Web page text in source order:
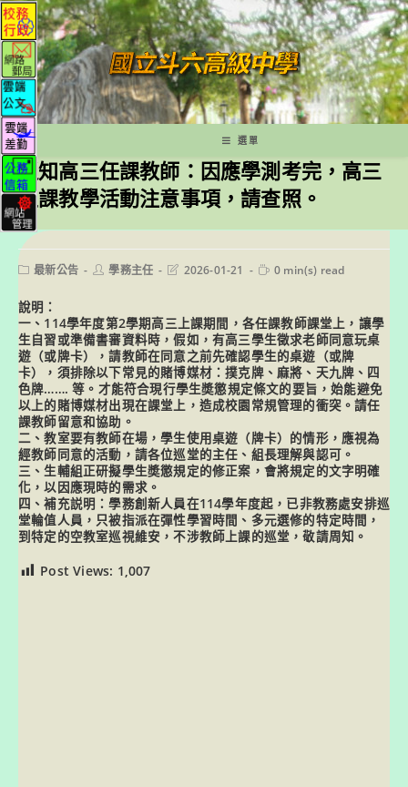
跳
轉
至
主
要
內
容
選單
通知高三任課教師：因應學測考完，高三
上課教學活動注意事項，請查照。
Post最新公告
Post學務主任
Post2026-01-21
Reading
0 min(s) read
說明：
一、114學年度第2學期高三上課期間，各任課教師課堂上，讓學
生自習或準備書審資料時，假如，有高三學生徵求老師同意玩桌
遊（或牌卡），請教師在同意之前先確認學生的桌遊（或牌
卡），須排除以下常見的賭博媒材：撲克牌、麻將、天九牌、四
色牌……. 等。才能符合現行學生奬懲規定條文的要旨，始能避免
以上的賭博媒材出現在課堂上，造成校園常規管理的衝突。請任
課教師留意和協助。
二、教室要有教師在場，學生使用桌遊（牌卡）的情形，應視為
經教師同意的活動，請各位巡堂的主任、組長理解與認可。
三、生輔組正研擬學生奬懲規定的修正案，會將規定的文字明確
化，以因應現時的需求。
四、補充説明：學務創新人員在114學年度起，已非教務處安排巡
堂輪值人員，只被指派在彈性學習時間、多元選修的特定時間，
到特定的空教室巡視維安，不涉教師上課的巡堂，敬請周知。
Post Views: 1,007